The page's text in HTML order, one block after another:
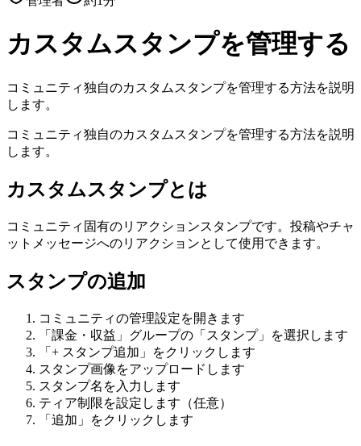
カスタムスタンプを管理する
コミュニティ独自のカスタムスタンプを管理する方法を説明
します。
コミュニティ独自のカスタムスタンプを管理する方法を説明
します。
カスタムスタンプとは
コミュニティ固有のリアクションスタンプです。投稿やチャ
ットメッセージへのリアクションとして使用できます。
スタンプの追加
コミュニティの管理設定を開きます
「課金・収益」グループの「スタンプ」を選択します
「+ スタンプ追加」をクリックします
スタンプ画像をアップロードします
スタンプ名を入力します
ティア制限を設定します（任意）
「追加」をクリックします